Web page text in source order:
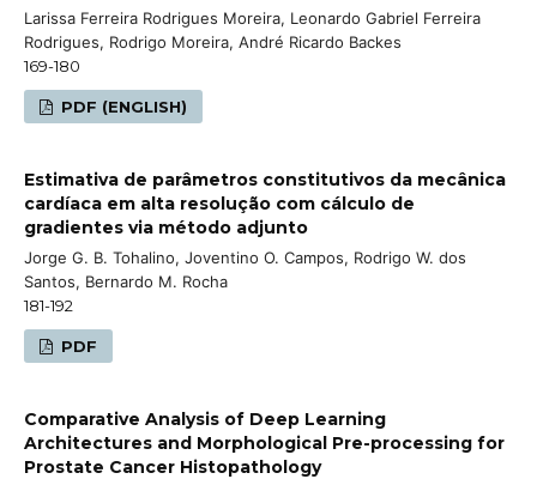
Larissa Ferreira Rodrigues Moreira, Leonardo Gabriel Ferreira
Rodrigues, Rodrigo Moreira, André Ricardo Backes
169-180
PDF (ENGLISH)
Estimativa de parâmetros constitutivos da mecânica
cardíaca em alta resolução com cálculo de
gradientes via método adjunto
Jorge G. B. Tohalino, Joventino O. Campos, Rodrigo W. dos
Santos, Bernardo M. Rocha
181-192
PDF
Comparative Analysis of Deep Learning
Architectures and Morphological Pre-processing for
Prostate Cancer Histopathology